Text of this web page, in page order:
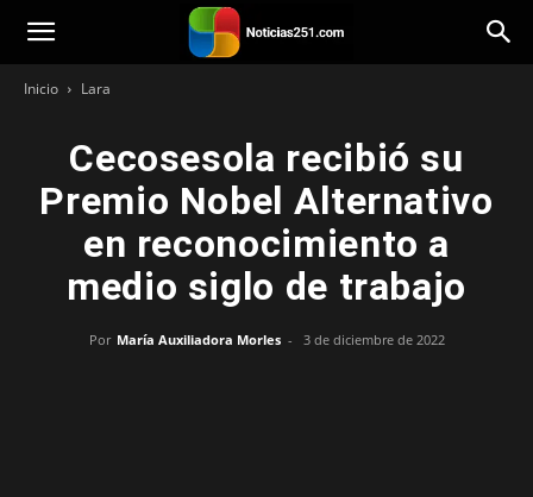
Noticias251
Inicio Lara
Cecosesola recibió su
Premio Nobel Alternativo
en reconocimiento a
medio siglo de trabajo
Por María Auxiliadora Morles - 3 de diciembre de 2022